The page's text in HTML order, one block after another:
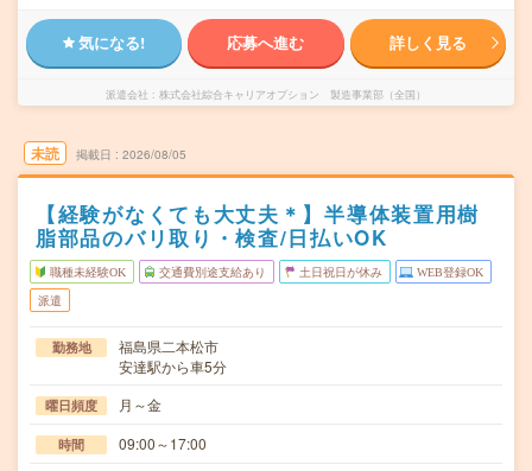
気になる! 応募へ進む 詳しく見る
派遣会社 株式会社綜合キャリアオプション 製造事業部（全国）
未読 掲載日 2026/08/05
【経験がなくても大丈夫＊】半導体装置用樹
脂部品のバリ取り・検査/日払いOK
職種未経験OK 交通費別途支給あり 土日祝日が休み WEB登録OK
派遣
勤務地
福島県二本松市
安達駅から車5分
曜日頻度 月～金
時間 09:00～17:00